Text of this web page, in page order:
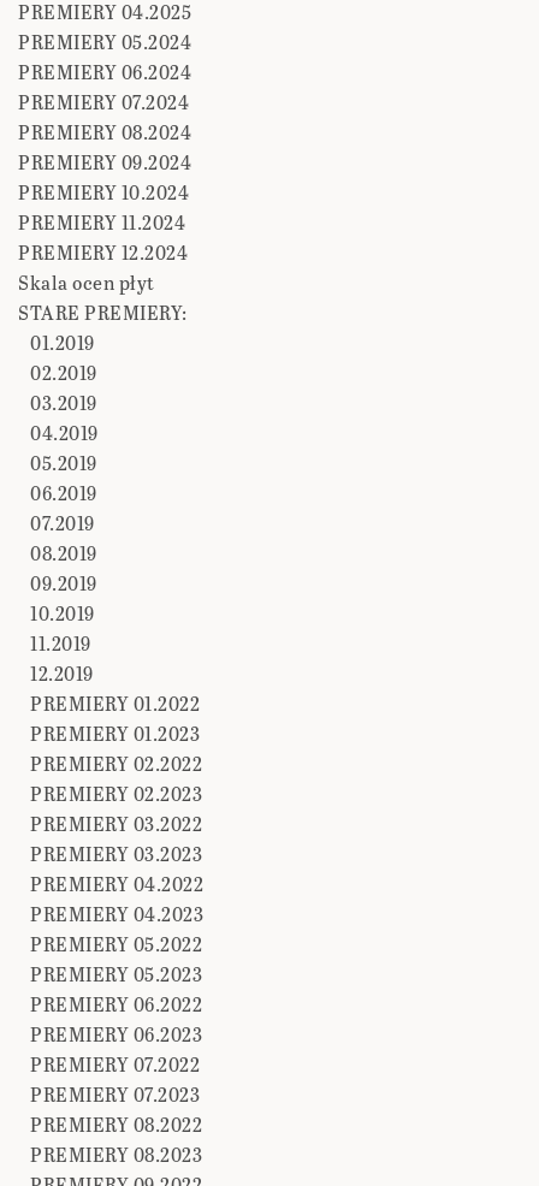
PREMIERY 04.2025
PREMIERY 05.2024
PREMIERY 06.2024
PREMIERY 07.2024
PREMIERY 08.2024
PREMIERY 09.2024
PREMIERY 10.2024
PREMIERY 11.2024
PREMIERY 12.2024
Skala ocen płyt
STARE PREMIERY:
01.2019
02.2019
03.2019
04.2019
05.2019
06.2019
07.2019
08.2019
09.2019
10.2019
11.2019
12.2019
PREMIERY 01.2022
PREMIERY 01.2023
PREMIERY 02.2022
PREMIERY 02.2023
PREMIERY 03.2022
PREMIERY 03.2023
PREMIERY 04.2022
PREMIERY 04.2023
PREMIERY 05.2022
PREMIERY 05.2023
PREMIERY 06.2022
PREMIERY 06.2023
PREMIERY 07.2022
PREMIERY 07.2023
PREMIERY 08.2022
PREMIERY 08.2023